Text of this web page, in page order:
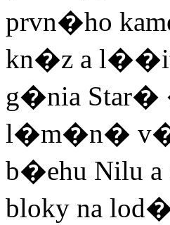
prvn�ho
kn�z a
g�nia
l�m�n�
b�ehu Nilu
bloky na